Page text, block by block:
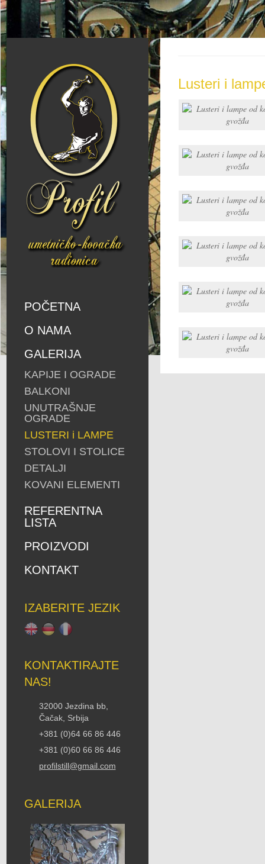
POČETNA
O NAMA
GALERIJA
KAPIJE I OGRADE
BALKONI
UNUTRAŠNJE
OGRADE
LUSTERI i LAMPE
STOLOVI I STOLICE
DETALJI
KOVANI ELEMENTI
REFERENTNA
LISTA
PROIZVODI
KONTAKT
IZABERITE JEZIK
KONTAKTIRAJTE
NAS!
32000 Jezdina bb,
Čačak, Srbija
+381 (0)64 66 86 446
+381 (0)60 66 86 446
profilstill@gmail.com
GALERIJA
Lusteri i